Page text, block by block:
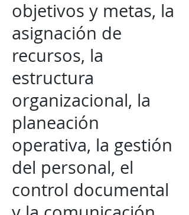
objetivos y metas, la
asignación de
recursos, la
estructura
organizacional, la
planeación
operativa, la gestión
del personal, el
control documental